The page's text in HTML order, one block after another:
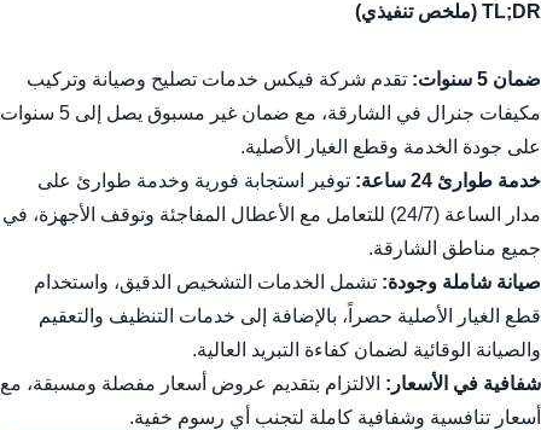
TL;DR (ملخص تنفيذي)
ضمان 5 سنوات:
تقدم شركة فيكس خدمات تصليح وصيانة وتركيب
مكيفات جنرال في الشارقة، مع ضمان غير مسبوق يصل إلى 5 سنوات
على جودة الخدمة وقطع الغيار الأصلية.
خدمة طوارئ 24 ساعة:
توفير استجابة فورية وخدمة طوارئ على
مدار الساعة (24/7) للتعامل مع الأعطال المفاجئة وتوقف الأجهزة، في
جميع مناطق الشارقة.
صيانة شاملة وجودة: تشمل الخدمات التشخيص الدقيق، واستخدام
قطع الغيار الأصلية حصراً، بالإضافة إلى خدمات التنظيف والتعقيم
والصيانة الوقائية لضمان كفاءة التبريد العالية.
شفافية في الأسعار: الالتزام بتقديم عروض أسعار مفصلة ومسبقة، مع
أسعار تنافسية وشفافية كاملة لتجنب أي رسوم خفية.